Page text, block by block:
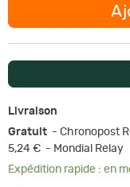
Livraison
Gratuit - Chronopost
5,24 € - Mondial Relay
Expédition rapide : en